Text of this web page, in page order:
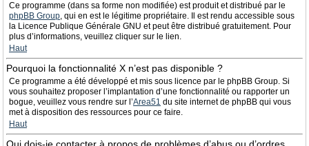
Ce programme (dans sa forme non modifiée) est produit et distribué par le
phpBB Group, qui en est le légitime propriétaire. Il est rendu accessible sous
la Licence Publique Générale GNU et peut être distribué gratuitement. Pour
plus d’informations, veuillez cliquer sur le lien.
Haut
Pourquoi la fonctionnalité X n’est pas disponible ?
Ce programme a été développé et mis sous licence par le phpBB Group. Si
vous souhaitez proposer l’implantation d’une fonctionnalité ou rapporter un
bogue, veuillez vous rendre sur l’Area51 du site internet de phpBB qui vous
met à disposition des ressources pour ce faire.
Haut